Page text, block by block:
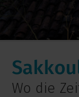
Kontakt
Wo die